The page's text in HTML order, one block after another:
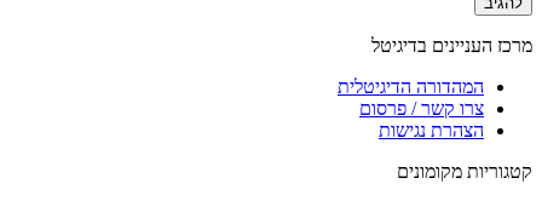
מרכז העניינים בדיגיטל
המהדורה הדיגיטלית
צרו קשר / פרסום
הצהרת נגישות
קטגוריות מקומונים